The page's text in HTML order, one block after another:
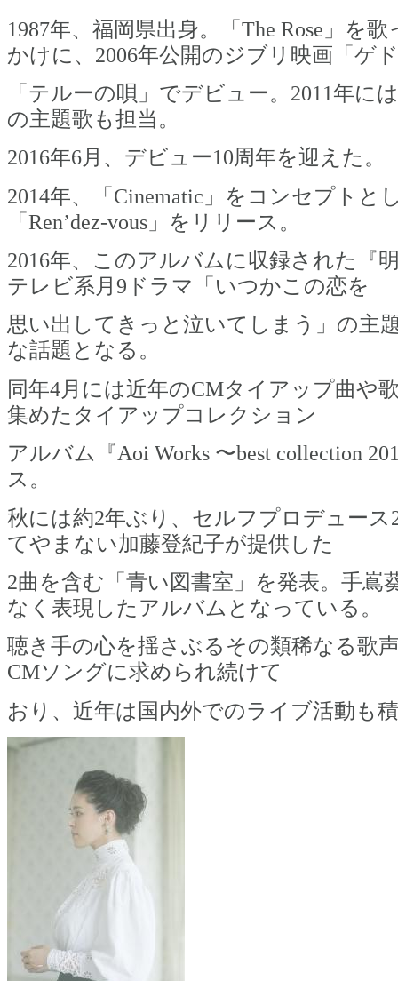
1987年、福岡県出身。「The Rose」を
かけに、2006年公開のジブリ映画「ゲ
「テルーの唄」でデビュー。2011年に
の主題歌も担当。
2016年6月、デビュー10周年を迎えた。
2014年、「Cinematic」をコンセプトと
「Ren’dez-vous」をリリース。
2016年、このアルバムに収録された『
テレビ系月9ドラマ「いつかこの恋を
思い出してきっと泣いてしまう」の主
な話題となる。
同年4月には近年のCMタイアップ曲や
集めたタイアップコレクション
アルバム『Aoi Works 〜best collection
ス。
秋には約2年ぶり、セルフプロデュース
てやまない加藤登紀子が提供した
2曲を含む「青い図書室」を発表。手嶌
なく表現したアルバムとなっている。
聴き手の心を揺さぶるその類稀なる歌
CMソングに求められ続けて
おり、近年は国内外でのライブ活動も